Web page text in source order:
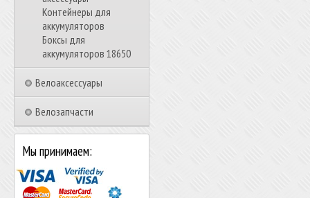
Контейнеры для
аккумуляторов
Боксы для
аккумуляторов 18650
Велоаксессуары
Велозапчасти
Мы принимаем: